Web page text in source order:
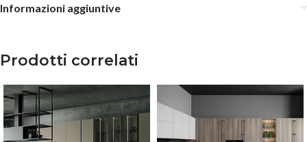
Informazioni aggiuntive
Prodotti correlati